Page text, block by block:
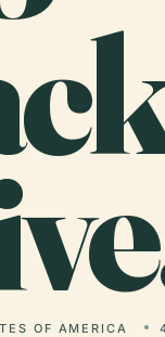
OF AMERICA